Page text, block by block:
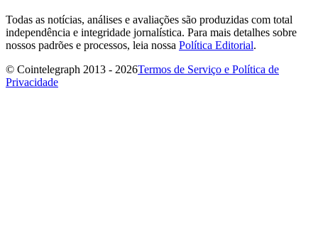
Todas as notícias, análises e avaliações são produzidas com total
independência e integridade jornalística. Para mais detalhes sobre
nossos padrões e processos, leia nossa Política Editorial.
© Cointelegraph 2013 - 2026Termos de Serviço e Política de
Privacidade